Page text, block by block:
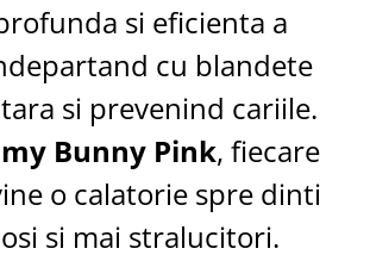
si eficienta a
cu blandete
si prevenind cariile.
Bunny Pink, fiecare
o calatorie spre dinti
si mai stralucitori.